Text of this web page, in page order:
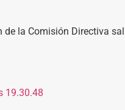
la Comisión Directiva